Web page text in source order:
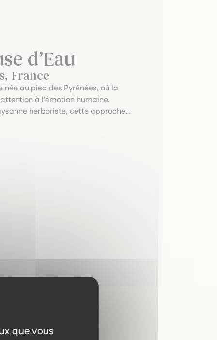
que vous
d’Eau
France
au pied des Pyrénées, où la
à l’émotion humaine.
herboriste, cette approche